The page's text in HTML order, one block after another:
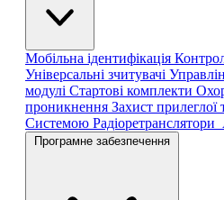
Мобільна ідентифікація
Універсальні зчитувачі
модулі Стартові комплекти
проникнення Захист прилеглої
Системою Радіоретранслятори
Програмне забезпечення